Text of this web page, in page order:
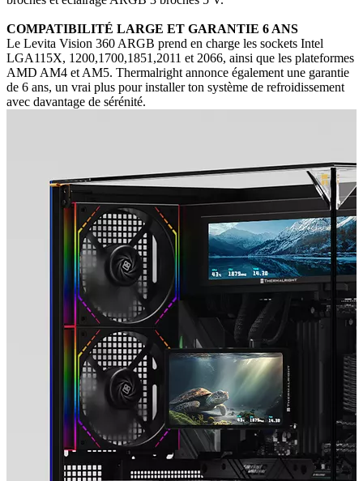
COMPATIBILITÉ LARGE ET GARANTIE 6 ANS
Le Levita Vision 360 ARGB prend en charge les sockets Intel
LGA115X, 1200,1700,1851,2011 et 2066, ainsi que les plateformes
AMD AM4 et AM5. Thermalright annonce également une garantie
de 6 ans, un vrai plus pour installer ton système de refroidissement
avec davantage de sérénité.